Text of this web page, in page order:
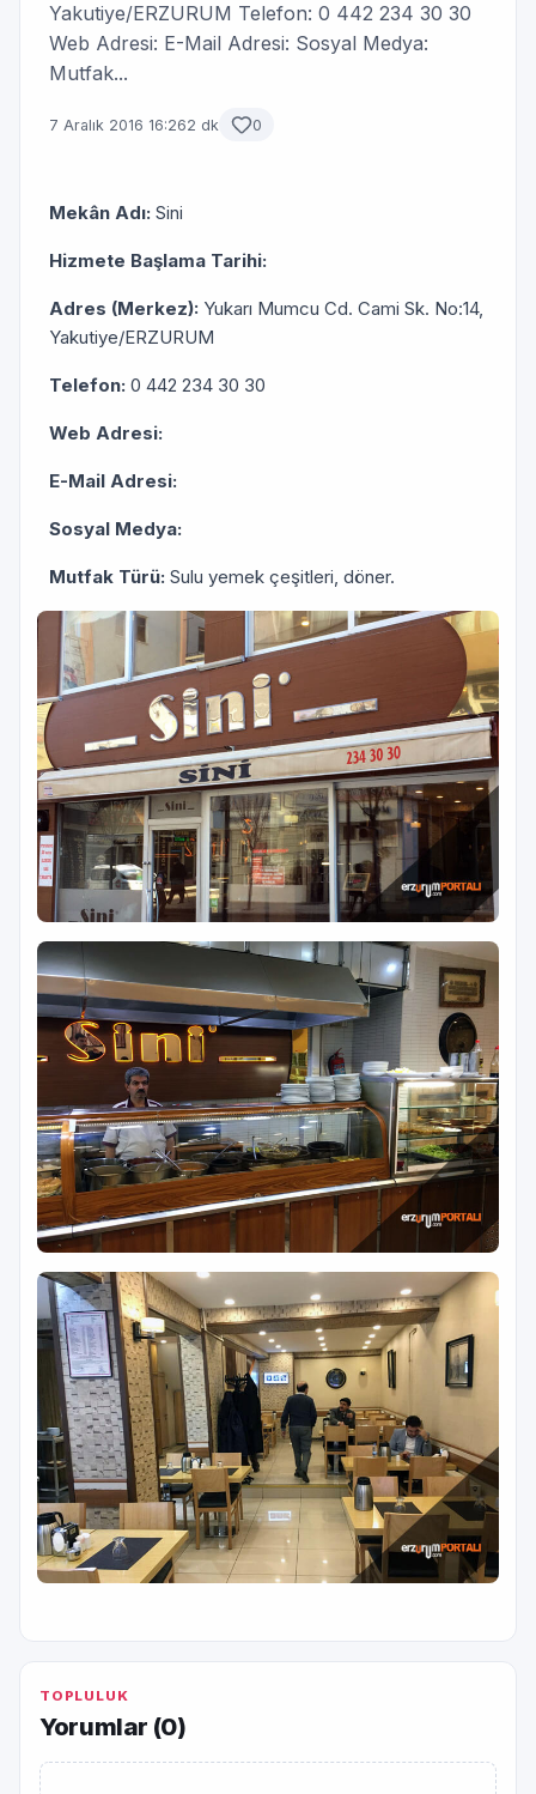
Yakutiye/ERZURUM Telefon: 0 442 234 30 30
Web Adresi: E-Mail Adresi: Sosyal Medya:
Mutfak...
7 Aralık 2016 16:262 dk 0
Mekân Adı: Sini
Hizmete Başlama Tarihi:
Adres (Merkez): Yukarı Mumcu Cd. Cami Sk. No:14,
Yakutiye/ERZURUM
Telefon: 0 442 234 30 30
Web Adresi:
E-Mail Adresi:
Sosyal Medya:
Mutfak Türü: Sulu yemek çeşitleri, döner.
TOPLULUK
Yorumlar (0)